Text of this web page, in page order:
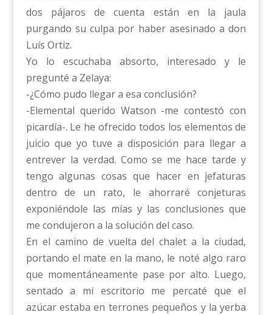
dos pájaros de cuenta están en la jaula
purgando su culpa por haber asesinado a don
Luís Ortiz.
Yo lo escuchaba absorto, interesado y le
pregunté a Zelaya:
-¿Cómo pudo llegar a esa conclusión?
-Elemental querido Watson -me contestó con
picardía-. Le he ofrecido todos los elementos de
juicio que yo tuve a disposición para llegar a
entrever la verdad. Como se me hace tarde y
tengo algunas cosas que hacer en jefaturas
dentro de un rato, le ahorraré conjeturas
exponiéndole las mías y las conclusiones que
me condujeron a la solución del caso.
En el camino de vuelta del chalet a la ciudad,
portando el mate en la mano, le noté algo raro
que momentáneamente pase por alto. Luego,
sentado a mi escritorio me percaté que el
azúcar estaba en terrones pequeños y la yerba